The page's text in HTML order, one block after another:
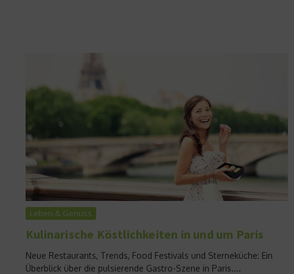
Leben & Genuss
Kulinarische Köstlichkeiten in und um Paris
Neue Restaurants, Trends, Food Festivals und Sterneküche: Ein
Überblick über die pulsierende Gastro-Szene in Paris....